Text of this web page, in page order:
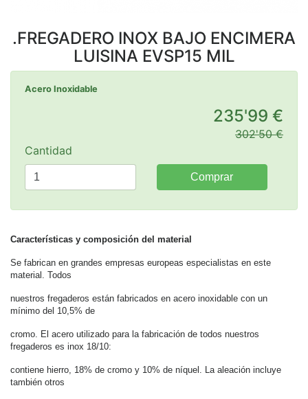
.FREGADERO INOX BAJO ENCIMERA
LUISINA EVSP15 MIL
Acero Inoxidable
235'99 €
302'50 €
Cantidad
Comprar
Características y composición del material
Se fabrican en grandes empresas europeas especialistas en este
material. Todos
nuestros fregaderos están fabricados en acero inoxidable con un
mínimo del 10,5% de
cromo. El acero utilizado para la fabricación de todos nuestros
fregaderos es inox 18/10:
contiene hierro, 18% de cromo y 10% de níquel. La aleación incluye
también otros